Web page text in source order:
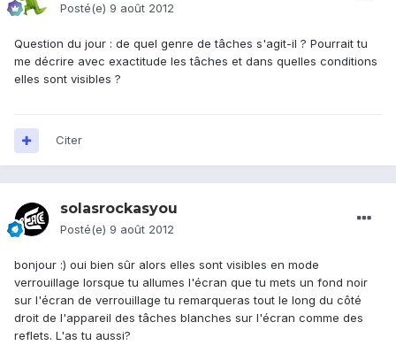
Posté(e) 9 août 2012
Question du jour : de quel genre de tâches s'agit-il ? Pourrait tu
me décrire avec exactitude les tâches et dans quelles conditions
elles sont visibles ?
Citer
solasrockasyou
Posté(e) 9 août 2012
bonjour :) oui bien sûr alors elles sont visibles en mode
verrouillage lorsque tu allumes l'écran que tu mets un fond noir
sur l'écran de verrouillage tu remarqueras tout le long du côté
droit de l'appareil des tâches blanches sur l'écran comme des
reflets. L'as tu aussi?